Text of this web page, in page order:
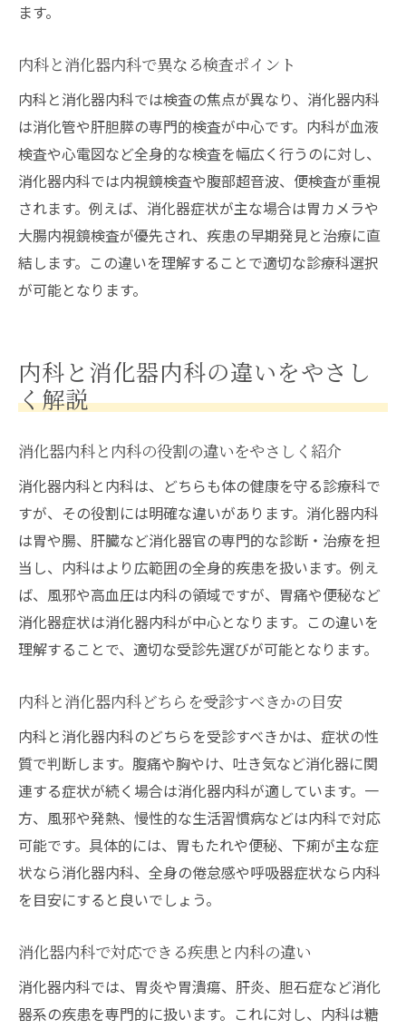
ます。
内科と消化器内科で異なる検査ポイント
内科と消化器内科では検査の焦点が異なり、消化器内科
は消化管や肝胆膵の専門的検査が中心です。内科が血液
検査や心電図など全身的な検査を幅広く行うのに対し、
消化器内科では内視鏡検査や腹部超音波、便検査が重視
されます。例えば、消化器症状が主な場合は胃カメラや
大腸内視鏡検査が優先され、疾患の早期発見と治療に直
結します。この違いを理解することで適切な診療科選択
が可能となります。
内科と消化器内科の違いをやさし
く解説
消化器内科と内科の役割の違いをやさしく紹介
消化器内科と内科は、どちらも体の健康を守る診療科で
すが、その役割には明確な違いがあります。消化器内科
は胃や腸、肝臓など消化器官の専門的な診断・治療を担
当し、内科はより広範囲の全身的疾患を扱います。例え
ば、風邪や高血圧は内科の領域ですが、胃痛や便秘など
消化器症状は消化器内科が中心となります。この違いを
理解することで、適切な受診先選びが可能となります。
内科と消化器内科どちらを受診すべきかの目安
内科と消化器内科のどちらを受診すべきかは、症状の性
質で判断します。腹痛や胸やけ、吐き気など消化器に関
連する症状が続く場合は消化器内科が適しています。一
方、風邪や発熱、慢性的な生活習慣病などは内科で対応
可能です。具体的には、胃もたれや便秘、下痢が主な症
状なら消化器内科、全身の倦怠感や呼吸器症状なら内科
を目安にすると良いでしょう。
消化器内科で対応できる疾患と内科の違い
消化器内科では、胃炎や胃潰瘍、肝炎、胆石症など消化
器系の疾患を専門的に扱います。これに対し、内科は糖